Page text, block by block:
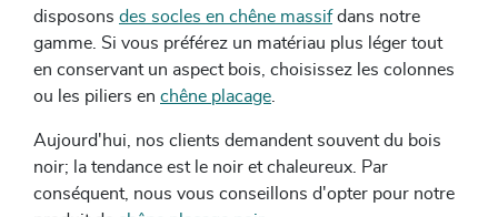
disposons des socles en chêne massifdans notre
gamme. Si vous préférez un matériau plus léger tout
en conservant un aspect bois, choisissez les colonnes
ou les piliers en chêne placage
Aujourd'hui, nos clients demandent souvent du bois
noir; la tendance est le noir et chaleureux. Par
conséquent, nous vous conseillons d'opter pour notre